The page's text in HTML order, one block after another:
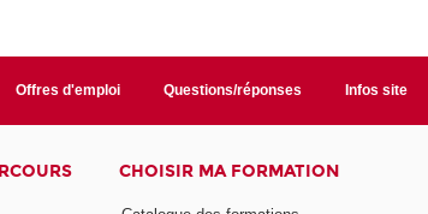
Offres d'emploi Questions/réponses Infos site
CHOISIR MA FORMATION